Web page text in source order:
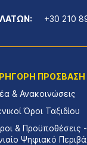
+30 210
ΠΡΟΣΒΑΣΗ
& Ανακοινώσεις
Όροι Ταξιδίου
& Προϋποθέσεις -
Ψηφιακό